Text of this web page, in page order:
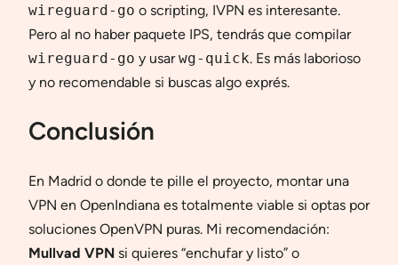
wireguard-go o scripting, IVPN es interesante.
Pero al no haber paquete IPS, tendrás que compilar
wireguard-go y usarwg-quick. Es más laborioso
y no recomendable si buscas algo exprés.
Conclusión
En Madrid o donde te pille el proyecto, montar una
VPN en OpenIndiana es totalmente viable si optas por
soluciones OpenVPN puras. Mi recomendación:
Mullvad VPN si quieres “enchufar y listo” o